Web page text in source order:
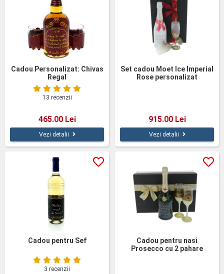
Cadou Personalizat: Chivas
Regal
13 recenzii
465.00 Lei
Vezi detalii
Set cadou Moet Ice Imperial
Rose personalizat
915.00 Lei
Vezi detalii
Cadou pentru Sef
3 recenzii
Cadou pentru nasi
Prosecco cu 2 pahare